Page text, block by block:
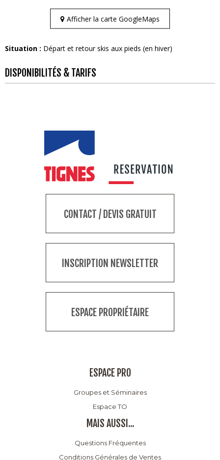
Afficher la carte GoogleMaps
Situation : Départ et retour skis aux pieds (en hiver)
DISPONIBILITÉS & TARIFS
CONTACT / DEVIS GRATUIT
INSCRIPTION NEWSLETTER
ESPACE PROPRIÉTAIRE
ESPACE PRO
Groupes et Séminaires
Espace TO
MAIS AUSSI...
Questions Fréquentes
Conditions Générales de Ventes